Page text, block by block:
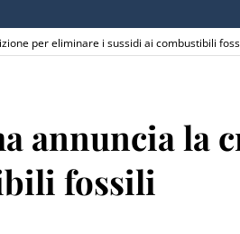
per eliminare i sussidi ai combustibili
annuncia la
fossili